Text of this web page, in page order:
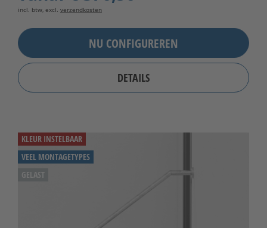
incl. btw, excl. verzendkosten
NU CONFIGUREREN
DETAILS
KLEUR INSTELBAAR
VEEL MONTAGETYPES
GELAST